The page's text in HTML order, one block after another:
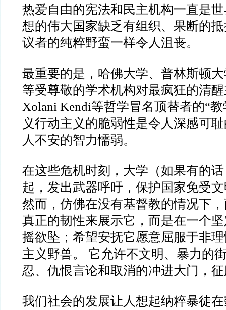
热爱自由的宪法和民主机构一直是
想的伟大国家缺乏有组织、果断的
议者的纯粹野蛮一样令人沮丧。
最重要的是，哈佛大学、普林斯顿
等受尊敬的学术机构对最疯狂的清
Xolani Kendi等哲学冒名顶替者的“
义行动主义的脆弱性是令人深感可
人不安的智力懦弱。
在这些危机时刻，大学（如果有的
起，发出武器呼吁，保护国家免受
然而，仿佛在没有基督教的情况下
真正的韧性来展示它，而是在一个
摇欲坠；希望安抚它愿意屈服于非
主义野兽。 它允许不文明、暴力的
忍、仇恨言论和取消的冲进大门，
我们社会的发展让人想起纳粹暴徒